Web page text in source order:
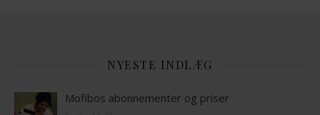
NYESTE INDLÆG
Mofibos abonnementer og priser